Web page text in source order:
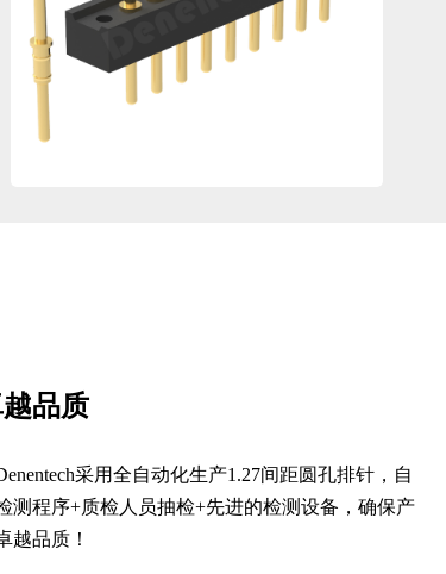
品质
采用全自动化生产1.27间距圆孔排针，自
测程序+质检人员抽检+先进的检测设备，确保产
越品质！